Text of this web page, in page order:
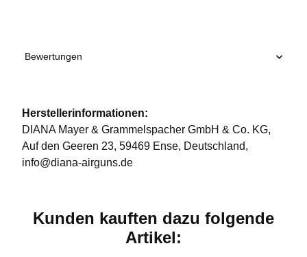
Bewertungen
Herstellerinformationen:
DIANA Mayer & Grammelspacher GmbH & Co. KG,
Auf den Geeren 23, 59469 Ense, Deutschland,
info@diana-airguns.de
Kunden kauften dazu folgende
Artikel: